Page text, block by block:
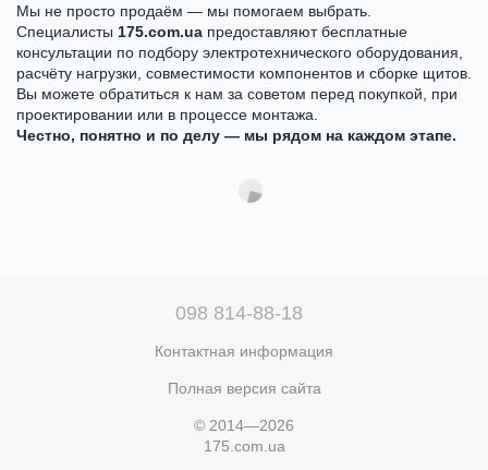
Мы не просто продаём — мы помогаем выбрать.
Специалисты 175.com.ua предоставляют бесплатные
консультации по подбору электротехнического оборудования,
расчёту нагрузки, совместимости компонентов и сборке щитов.
Вы можете обратиться к нам за советом перед покупкой, при
проектировании или в процессе монтажа.
Честно, понятно и по делу — мы рядом на каждом этапе.
098 814-88-18
Контактная информация
Полная версия сайта
© 2014—2026
175.com.ua